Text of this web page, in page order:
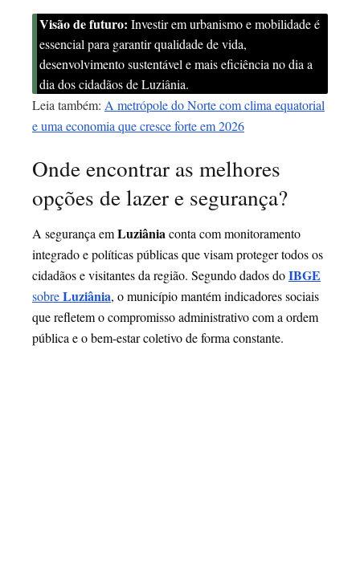
Visão de futuro: Investir em urbanismo e mobilidade é
essencial para garantir qualidade de vida,
desenvolvimento sustentável e mais eficiência no dia a
dia dos cidadãos de Luziânia.
Leia também: A metrópole do Norte com clima equatorial
e uma economia que cresce forte em 2026
Onde encontrar as melhores
opções de lazer e segurança?
A segurança emLuziâniaconta com monitoramento
integrado e políticas públicas que visam proteger todos os
cidadãos e visitantes da região. Segundo dados doIBGE
sobreLuziânia, o município mantém indicadores sociais
que refletem o compromisso administrativo com a ordem
pública e o bem-estar coletivo de forma constante.